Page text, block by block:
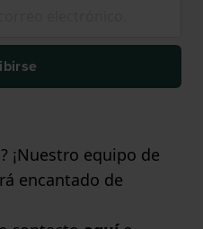
¡Nuestro equipo de
encantado de